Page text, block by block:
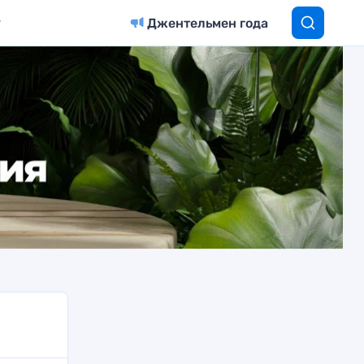
Джентельмен года